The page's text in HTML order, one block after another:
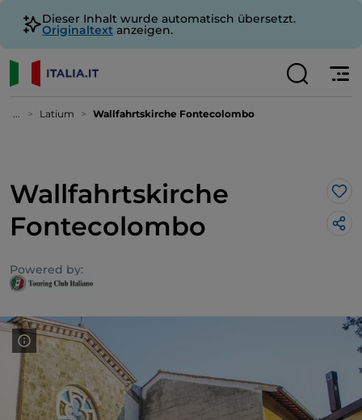
Dieser Inhalt wurde automatisch übersetzt.
Originaltext anzeigen.
... Latium Wallfahrtskirche Fontecolombo
Wallfahrtskirche
Fontecolombo
Powered by: